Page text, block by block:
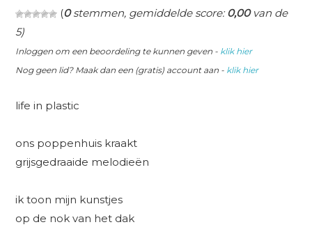
(0stemmen, gemiddelde score:0,00van de
5)
Inloggen om een beoordeling te kunnen geven - klik hier
Nog geen lid? Maak dan een (gratis) account aan - klik hier
life in plastic
ons poppenhuis kraakt
grijsgedraaide melodieën
ik toon mijn kunstjes
op de nok van het dak